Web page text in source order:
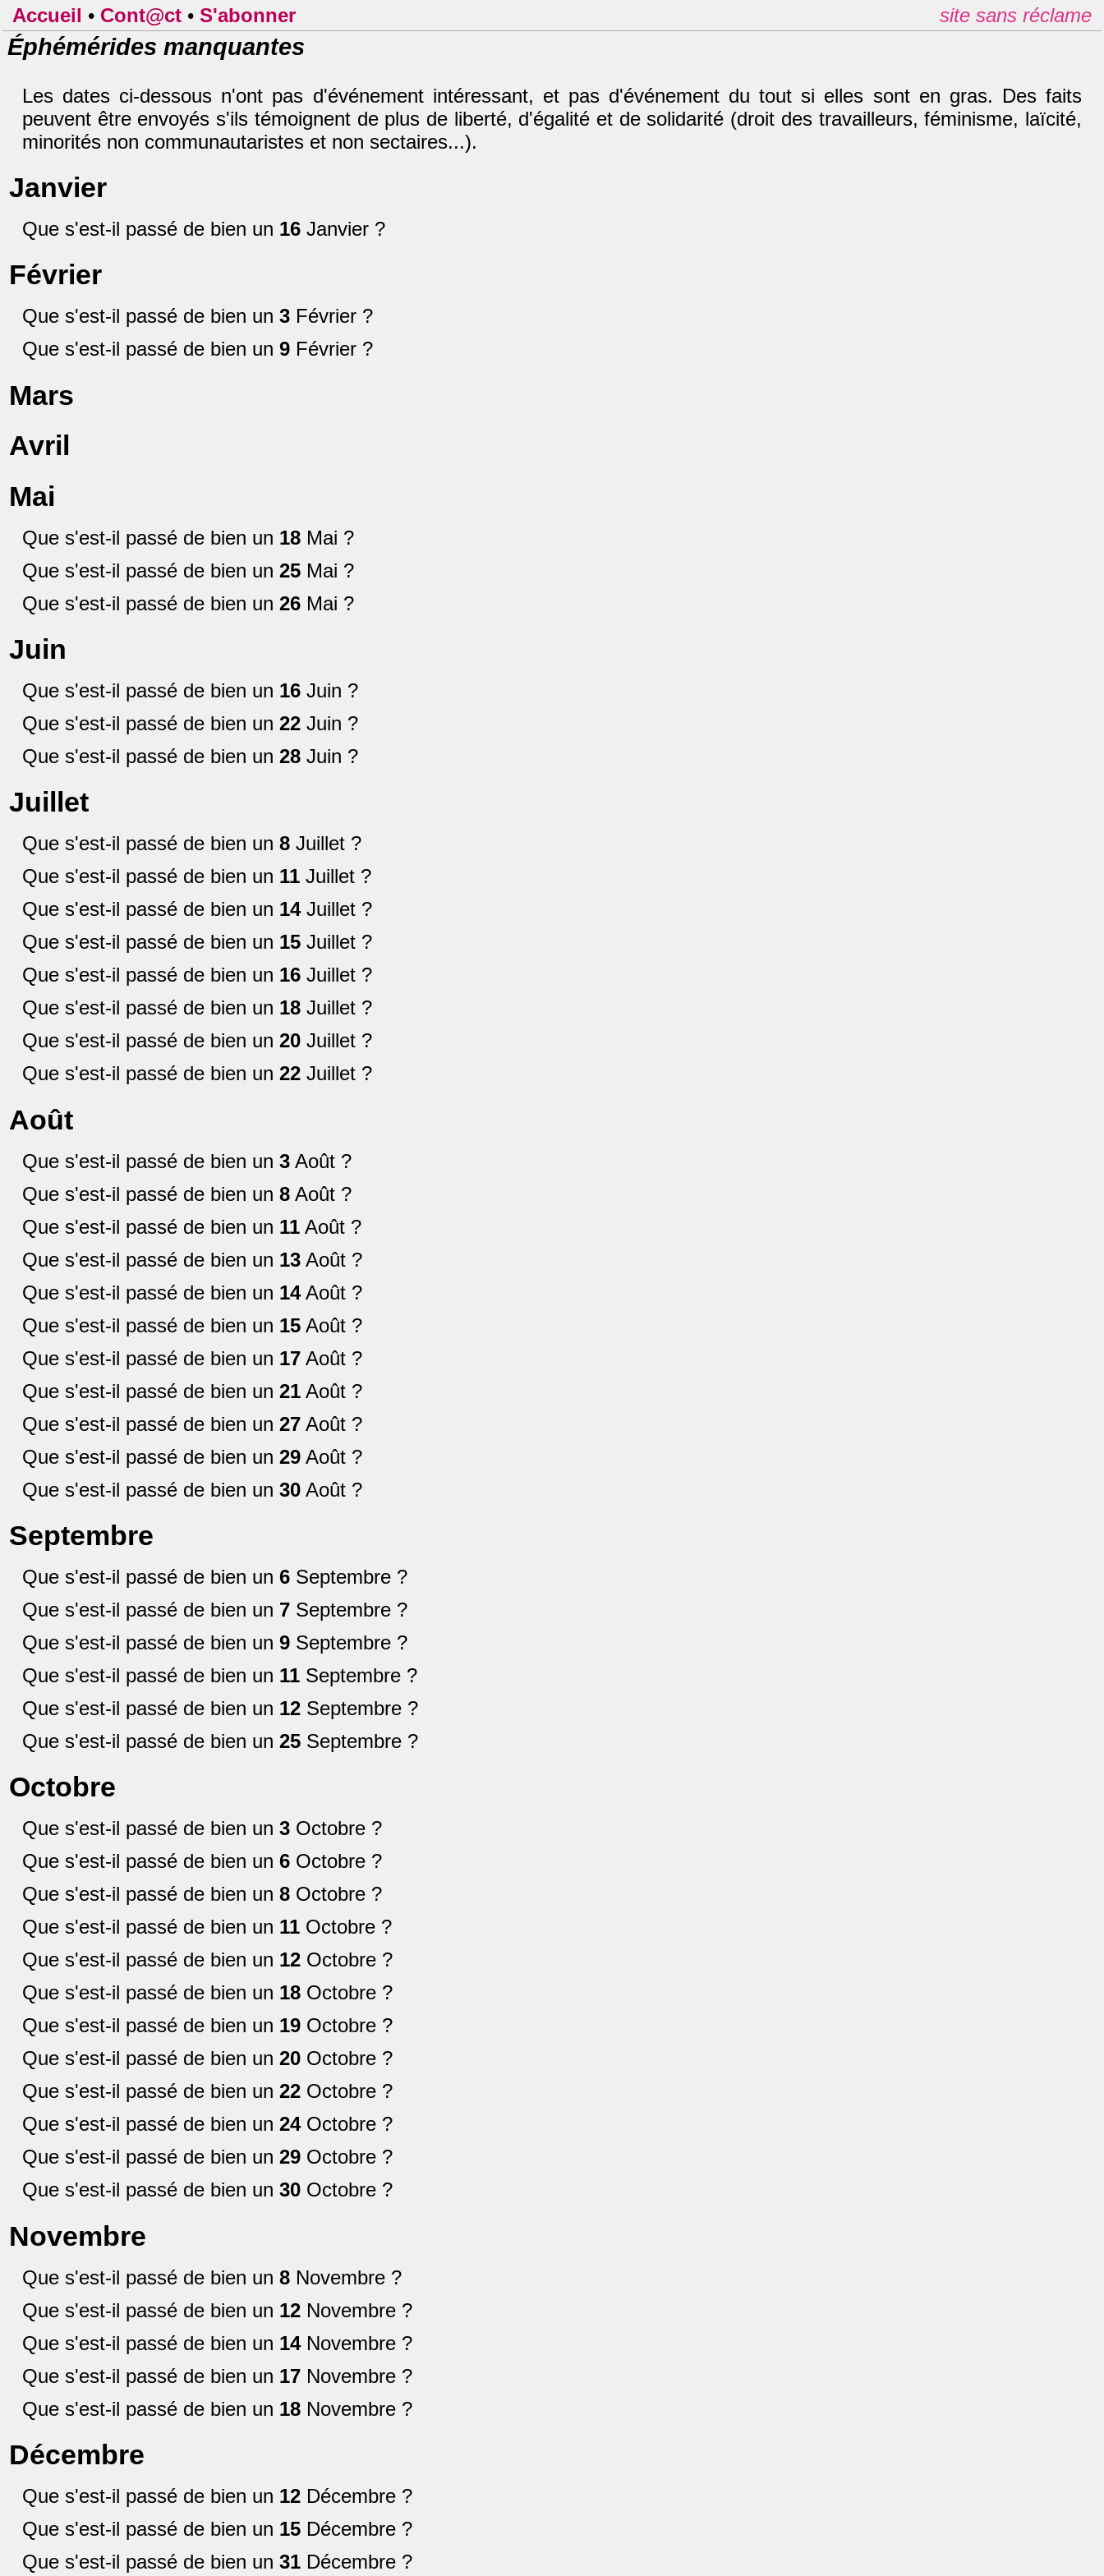
site sans réclame
Accueil • Cont@ct • S'abonner
Éphémérides manquantes
Les dates ci-dessous n'ont pas d'événement intéressant, et pas d'événement du tout si elles sont en gras. Des faits
peuvent être envoyés s'ils témoignent de plus de liberté, d'égalité et de solidarité (droit des travailleurs, féminisme, laïcité,
minorités non communautaristes et non sectaires...).
Janvier
Que s'est-il passé de bien un 16 Janvier ?
Février
Que s'est-il passé de bien un 3 Février ?
Que s'est-il passé de bien un 9 Février ?
Mars
Avril
Mai
Que s'est-il passé de bien un 18 Mai ?
Que s'est-il passé de bien un 25 Mai ?
Que s'est-il passé de bien un 26 Mai ?
Juin
Que s'est-il passé de bien un 16 Juin ?
Que s'est-il passé de bien un 22 Juin ?
Que s'est-il passé de bien un 28 Juin ?
Juillet
Que s'est-il passé de bien un 8 Juillet ?
Que s'est-il passé de bien un 11 Juillet ?
Que s'est-il passé de bien un 14Juillet ?
Que s'est-il passé de bien un 15 Juillet ?
Que s'est-il passé de bien un 16 Juillet ?
Que s'est-il passé de bien un 18 Juillet ?
Que s'est-il passé de bien un 20 Juillet ?
Que s'est-il passé de bien un 22 Juillet ?
Août
Que s'est-il passé de bien un 3 Août ?
Que s'est-il passé de bien un 8 Août ?
Que s'est-il passé de bien un 11 Août ?
Que s'est-il passé de bien un 13 Août ?
Que s'est-il passé de bien un 14Août ?
Que s'est-il passé de bien un 15 Août ?
Que s'est-il passé de bien un 17 Août ?
Que s'est-il passé de bien un 21 Août ?
Que s'est-il passé de bien un 27 Août ?
Que s'est-il passé de bien un 29 Août ?
Que s'est-il passé de bien un 30 Août ?
Septembre
Que s'est-il passé de bien un 6 Septembre ?
Que s'est-il passé de bien un 7 Septembre ?
Que s'est-il passé de bien un 9 Septembre ?
Que s'est-il passé de bien un 11 Septembre ?
Que s'est-il passé de bien un 12 Septembre ?
Que s'est-il passé de bien un 25 Septembre ?
Octobre
Que s'est-il passé de bien un 3 Octobre ?
Que s'est-il passé de bien un 6 Octobre ?
Que s'est-il passé de bien un 8 Octobre ?
Que s'est-il passé de bien un 11 Octobre ?
Que s'est-il passé de bien un 12 Octobre ?
Que s'est-il passé de bien un 18 Octobre ?
Que s'est-il passé de bien un 19 Octobre ?
Que s'est-il passé de bien un 20 Octobre ?
Que s'est-il passé de bien un 22 Octobre ?
Que s'est-il passé de bien un 24Octobre ?
Que s'est-il passé de bien un 29 Octobre ?
Que s'est-il passé de bien un 30 Octobre ?
Novembre
Que s'est-il passé de bien un 8 Novembre ?
Que s'est-il passé de bien un 12 Novembre ?
Que s'est-il passé de bien un 14Novembre ?
Que s'est-il passé de bien un 17 Novembre ?
Que s'est-il passé de bien un 18 Novembre ?
Décembre
Que s'est-il passé de bien un 12 Décembre ?
Que s'est-il passé de bien un 15 Décembre ?
Que s'est-il passé de bien un 31 Décembre ?